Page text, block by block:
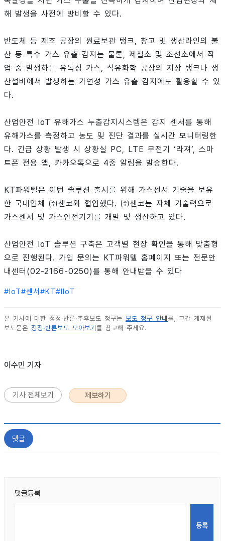
해 발생을 사전에 방비할 수 있다.
반도체 등 제조 공장의 원료보관 탱크, 창고 및 생산라인의 불
산 등 특수 가스 유출 감지는 물론, 제철소 및 조선소에서 작
업 중 발생하는 유독성 가스, 석유화학 공장의 저장 탱크나 생
산설비에서 발생하는 가연성 가스 유출 감지에도 활용할 수 있
다.
산업안전 IoT 유해가스 누출감지시스템은 감지 센서를 통해
유해가스를 측정하고 농도 및 진단 결과를 실시간 모니터링한
다. 긴급 상황 발생 시 상황실 PC, LTE 무전기 ‘라져’, 스마
트폰 전용 앱, 카카오톡으로 4중 알림을 발송한다.
KT파워텔은 이번 솔루션 출시를 위해 가스센서 기술을 보유
한 국내업체 ㈜센코와 협업했다. ㈜센코는 자체 기술력으로
가스센서 및 가스안전기기를 개발 및 생산하고 있다.
산업안전 IoT 솔루션 구축은 고객별 현장 확인을 통해 맞춤형
으로 진행된다. 가입 문의는 KT파워텔 홈페이지 또는 전문안
내센터(02-2166-0250)를 통해 안내받을 수 있다
# IoT#센서 #KT# IIoT
본 기사에 대한 정정·반론·추후보도 청구는 보도 청구 안내 를, 그간 게재된
보도문은 정정·반론보도 모아보기 를 참고해 주세요.
이수민 기자
기사 전체보기 제보하기
댓글
댓글등록